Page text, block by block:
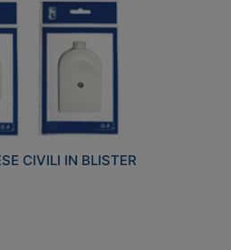
CIVILI IN BLISTER